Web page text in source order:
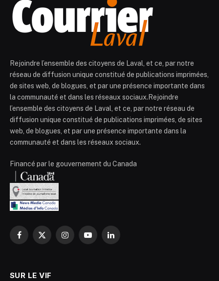
Rejoindre l’ensemble des citoyens de Laval, et ce, par notre
réseau de diffusion unique constitué de publications imprimées,
de sites web, de blogues, et par une présence importante dans
la communauté et dans les réseaux sociaux.Rejoindre
l’ensemble des citoyens de Laval, et ce, par notre réseau de
diffusion unique constitué de publications imprimées, de sites
web, de blogues, et par une présence importante dans la
communauté et dans les réseaux sociaux.
Financé par le gouvernement du Canada
Facebook
X
InstagramYouTubeLinkedIn
SUR LE VIF